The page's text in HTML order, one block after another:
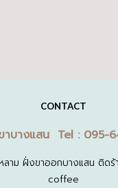
CONTACT
าบางแสน Tel : 095-
ลาม ฝั่งขาออกบางแสน ติด
coffee